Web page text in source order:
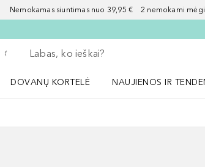
Nemokamas siuntimas nuo 39,95 € 2 nemokami
Grįžk atgal
Vykdykite paiešką
DOVANŲ KORTELĖ
NAUJIENOS IR